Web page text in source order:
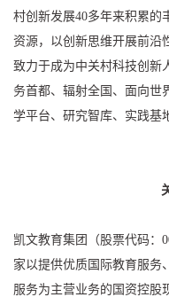
村创新发展40多年来积累的
资源，以创新思维开展前沿
致力于成为中关村科技创新
务首都、辐射全国、面向世
学平台、研究智库、实践基
凯文教育集团（股票代码：
家以提供优质国际教育服务
服务为主营业务的国资控股